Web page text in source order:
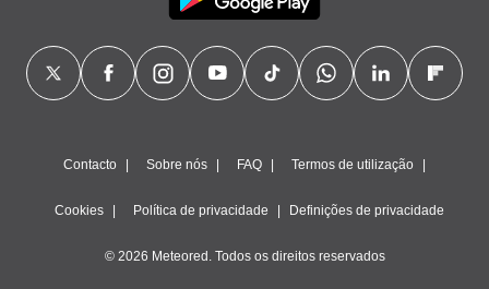
Contacto Sobre nós FAQ Termos de utilização
Cookies Política de privacidade Definições de privacidade
© 2026 Meteored. Todos os direitos reservados